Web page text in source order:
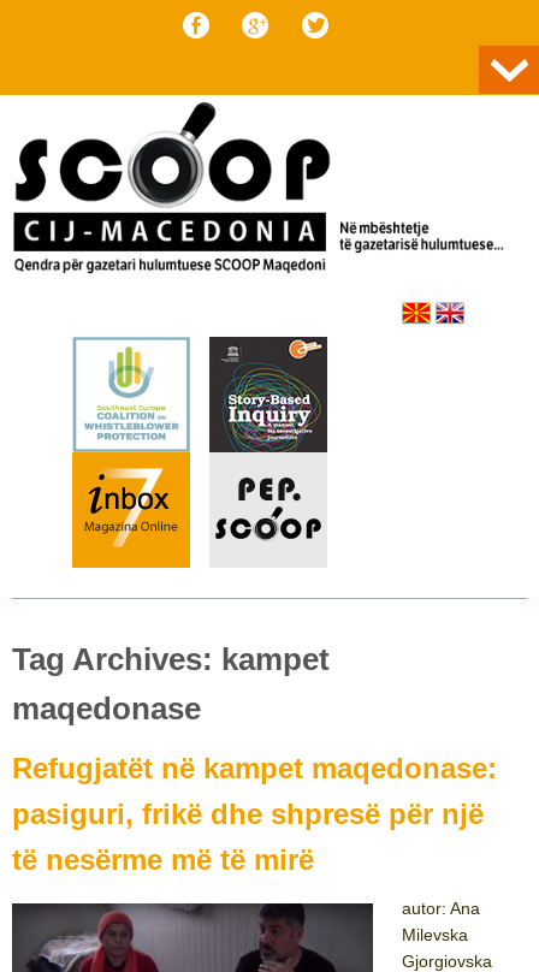
Tag Archives: kampet
maqedonase
Refugjatët në kampet maqedonase:
pasiguri, frikë dhe shpresë për një
të nesërme më të mirë
autor: Ana
Milevska
Gjorgiovska